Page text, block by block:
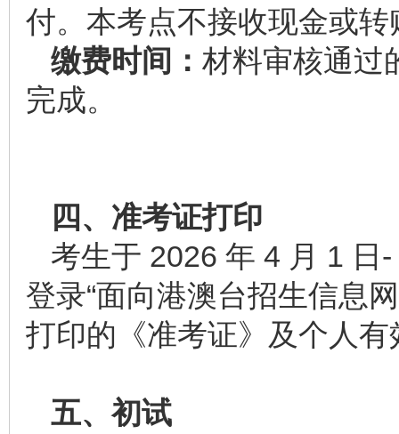
付。本考点不接收现金或
缴费时间： 材料审核通过
完成。
四、准考证打印
考生于 2026 年 4 月 1 日
登录“面向港澳台招生信息
打印的《准考证》及个人
五、初试